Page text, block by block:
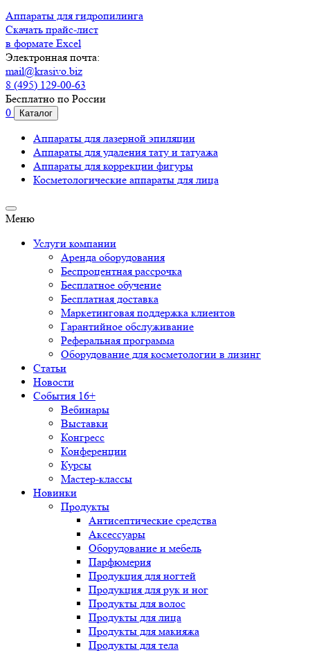
Аппараты для гидропилинга
Скачать прайс-лист
в формате Excel
Электронная почта:
mail@krasivo.biz
8 (495) 129-00-63
Бесплатно по России
0
Каталог
Аппараты для лазерной эпиляции
Аппараты для удаления тату и татуажа
Аппараты для коррекции фигуры
Косметологические аппараты для лица
Меню
Услуги компании
Аренда оборудования
Беспроцентная рассрочка
Бесплатное обучение
Бесплатная доставка
Маркетинговая поддержка клиентов
Гарантийное обслуживание
Реферальная программа
Оборудование для косметологии в лизинг
Статьи
Новости
События 16+
Вебинары
Выставки
Конгресс
Конференции
Курсы
Мастер-классы
Новинки
Продукты
Антисептические средства
Аксессуары
Оборудование и мебель
Парфюмерия
Продукция для ногтей
Продукция для рук и ног
Продукты для волос
Продукты для лица
Продукты для макияжа
Продукты для тела